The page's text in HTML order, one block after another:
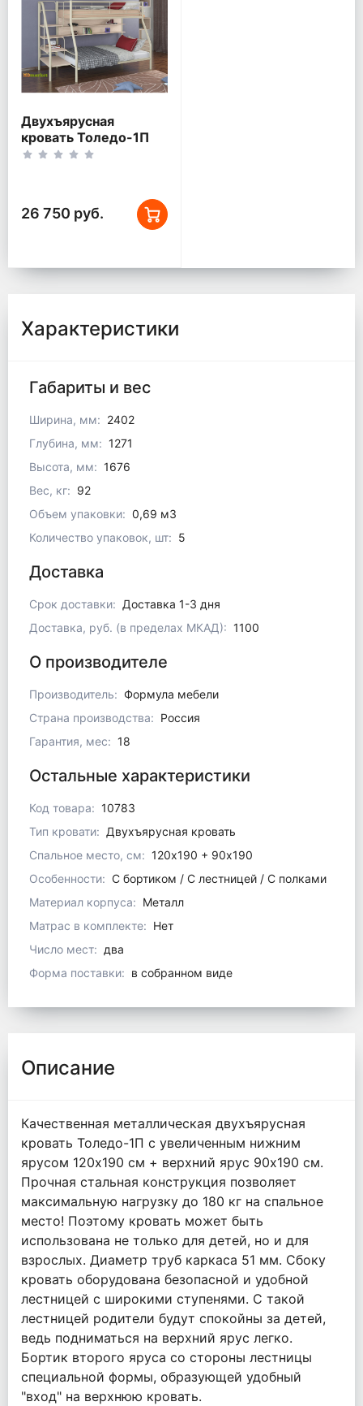
Двухъярусная
кровать Толедо-1П
Слоновая кость/Дуб
26 750 руб.
Характеристики
Габариты и вес
Ширина, мм: 2402
Глубина, мм: 1271
Высота, мм: 1676
Вес, кг: 92
Объем упаковки: 0,69 м3
Количество упаковок, шт: 5
Доставка
Срок доставки: Доставка 1-3 дня
Доставка, руб. (в пределах МКАД): 1100
О производителе
Производитель: Формула мебели
Страна производства: Россия
Гарантия, мес: 18
Остальные характеристики
Код товара: 10783
Тип кровати: Двухъярусная кровать
Спальное место, см: 120х190 + 90х190
Особенности: С бортиком / С лестницей / С полками
Материал корпуса: Металл
Матрас в комплекте: Нет
Число мест: два
Форма поставки: в собранном виде
Описание
Качественная металлическая двухъярусная
кровать Толедо-1П с увеличенным нижним
ярусом 120х190 см + верхний ярус 90х190 см.
Прочная стальная конструкция позволяет
максимальную нагрузку до 180 кг на спальное
место! Поэтому кровать может быть
использована не только для детей, но и для
взрослых. Диаметр труб каркаса 51 мм. Сбоку
кровать оборудована безопасной и удобной
лестницей с широкими ступенями. С такой
лестницей родители будут спокойны за детей,
ведь подниматься на верхний ярус легко.
Бортик второго яруса со стороны лестницы
специальной формы, образующей удобный
"вход" на верхнюю кровать.